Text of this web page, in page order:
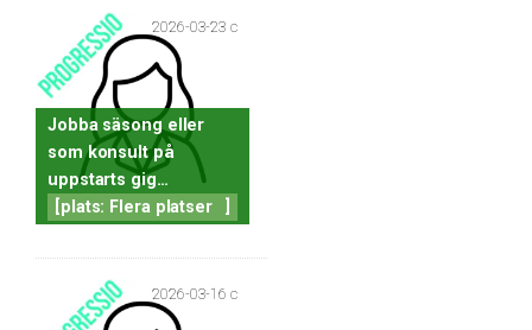
2026-03-23 c
Jobba säsong eller
som konsult på
uppstarts gig…
plats: Flera platser
2026-03-16 c